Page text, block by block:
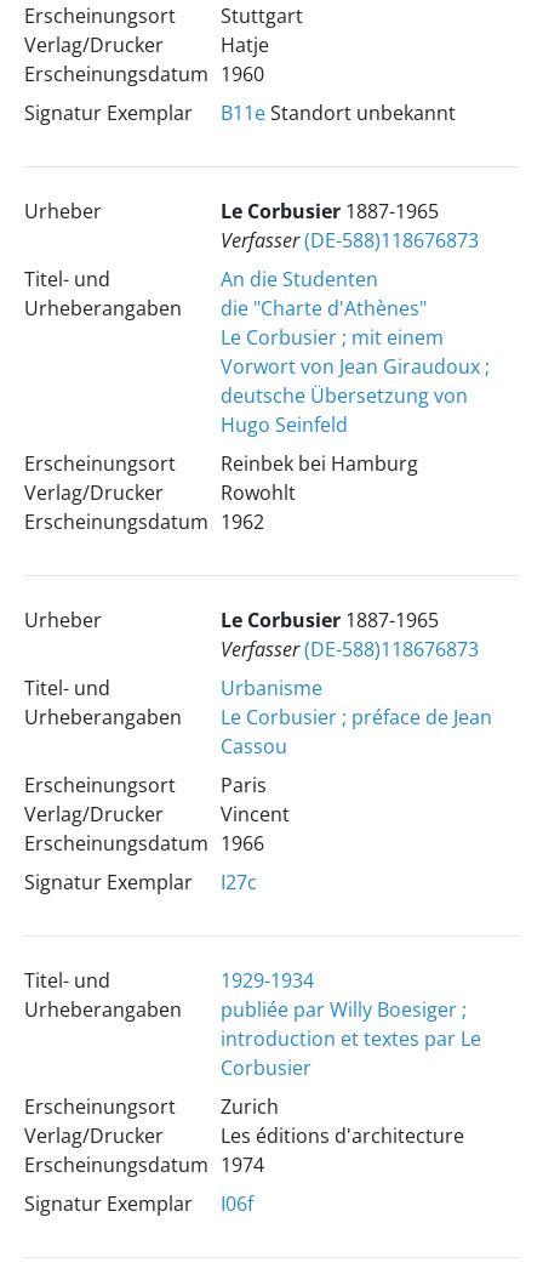
Erscheinungsort
Verlag/Drucker
Erscheinungsdatum
Stuttgart
Hatje
1960
Signatur Exemplar
B11eStandort unbekannt
Urheber Le Corbusier 1887-1965
Verfasser(DE-588)118676873
Titel- und
Urheberangaben
An die Studenten
die "Charte d'Athènes"
Le Corbusier ; mit einem
Vorwort von Jean Giraudoux ;
deutsche Übersetzung von
Hugo Seinfeld
Erscheinungsort
Verlag/Drucker
Erscheinungsdatum
Reinbek bei Hamburg
Rowohlt
1962
Urheber Le Corbusier 1887-1965
Verfasser(DE-588)118676873
Titel- und
Urheberangaben
Urbanisme
Le Corbusier ; préface de Jean
Cassou
Erscheinungsort
Verlag/Drucker
Erscheinungsdatum
Paris
Vincent
1966
Signatur Exemplar
I27c
Titel- und
Urheberangaben
1929-1934
publiée par Willy Boesiger ;
introduction et textes par Le
Corbusier
Erscheinungsort
Verlag/Drucker
Erscheinungsdatum
Zurich
Les éditions d'architecture
1974
Signatur Exemplar
I06f